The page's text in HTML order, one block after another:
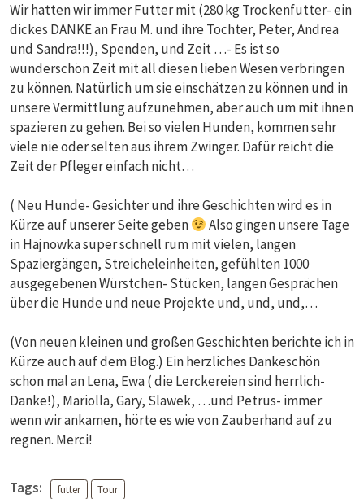
Wir hatten wir immer Futter mit (280 kg Trockenfutter- ein
dickes DANKE an Frau M. und ihre Tochter, Peter, Andrea
und Sandra!!!), Spenden, und Zeit …- Es ist so
wunderschön Zeit mit all diesen lieben Wesen verbringen
zu können. Natürlich um sie einschätzen zu können und in
unsere Vermittlung aufzunehmen, aber auch um mit ihnen
spazieren zu gehen. Bei so vielen Hunden, kommen sehr
viele nie oder selten aus ihrem Zwinger. Dafür reicht die
Zeit der Pfleger einfach nicht…
( Neu Hunde- Gesichter und ihre Geschichten wird es in
Kürze auf unserer Seite geben
Also gingen unsere Tage
in Hajnowka super schnell rum mit vielen, langen
Spaziergängen, Streicheleinheiten, gefühlten 1000
ausgegebenen Würstchen- Stücken, langen Gesprächen
über die Hunde und neue Projekte und, und, und,…
(Von neuen kleinen und großen Geschichten berichte ich in
Kürze auch auf dem Blog.) Ein herzliches Dankeschön
schon mal an Lena, Ewa ( die Lerckereien sind herrlich-
Danke!), Mariolla, Gary, Slawek, …und Petrus- immer
wenn wir ankamen, hörte es wie von Zauberhand auf zu
regnen. Merci!
Tags: futter Tour